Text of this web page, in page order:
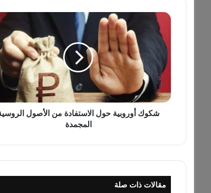
ش
ك
و
ب
و
ل
شكوك أوروبية حول الاستفادة من الأصول
المجمدة
مقالات ذات صلة